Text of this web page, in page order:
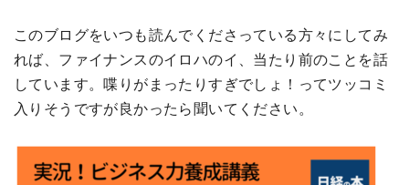
このブログをいつも読んでくださっている方々にしてみ
れば、ファイナンスのイロハのイ、当たり前のことを話
しています。喋りがまったりすぎでしょ！ってツッコミ
入りそうですが良かったら聞いてください。